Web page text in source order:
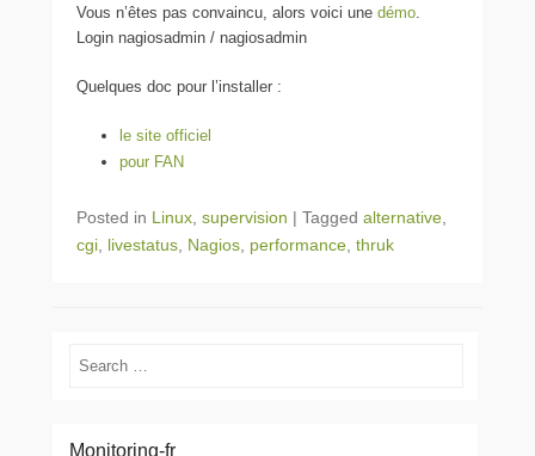
Vous n’êtes pas convaincu, alors voici une démo.
Login nagiosadmin / nagiosadmin
Quelques doc pour l’installer :
le site officiel
pour FAN
Posted in Linux supervision | Tagged alternative
cgi livestatus Nagios performance thruk
Search
Monitoring-fr